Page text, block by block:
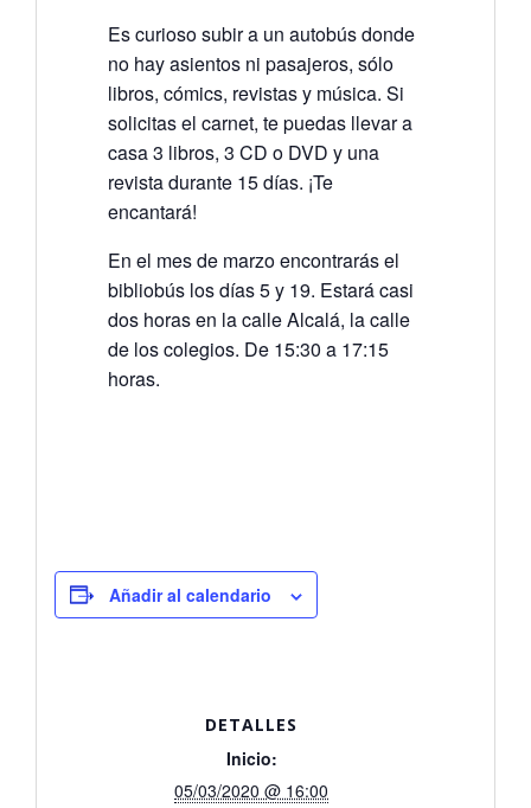
Es curioso subir a un autobús donde
no hay asientos ni pasajeros, sólo
libros, cómics, revistas y música. Si
solicitas el carnet, te puedas llevar a
casa 3 libros, 3 CD o DVD y una
revista durante 15 días. ¡Te
encantará!
En el mes de marzo encontrarás el
bibliobús los días 5 y 19. Estará casi
dos horas en la calle Alcalá, la calle
de los colegios. De 15:30 a 17:15
horas.
Añadir al calendario
DETALLES
Inicio:
05/03/2020 @ 16:00